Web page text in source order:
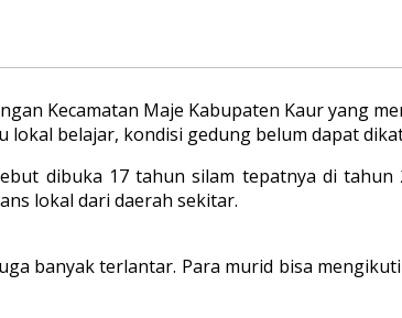
Kecamatan Maje Kabupaten Kaur yang
belajar, kondisi gedung belum dapat
dibuka 17 tahun silam tepatnya di
lokal dari daerah sekitar.
banyak terlantar. Para murid bisa